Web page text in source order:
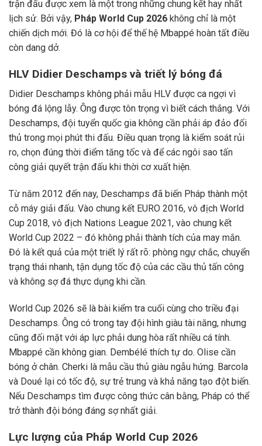
trận đấu được xem là một trong những chung kết hay nhất
lịch sử. Bởi vậy, Pháp World Cup 2026 không chỉ là một
chiến dịch mới. Đó là cơ hội để thế hệ Mbappé hoàn tất điều
còn dang dở.
HLV Didier Deschamps và triết lý bóng đá
Didier Deschamps không phải mẫu HLV được ca ngợi vì
bóng đá lộng lẫy. Ông được tôn trọng vì biết cách thắng. Với
Deschamps, đội tuyển quốc gia không cần phải áp đảo đối
thủ trong mọi phút thi đấu. Điều quan trọng là kiểm soát rủi
ro, chọn đúng thời điểm tăng tốc và để các ngôi sao tấn
công giải quyết trận đấu khi thời cơ xuất hiện.
Từ năm 2012 đến nay, Deschamps đã biến Pháp thành một
cỗ máy giải đấu. Vào chung kết EURO 2016, vô địch World
Cup 2018, vô địch Nations League 2021, vào chung kết
World Cup 2022 – đó không phải thành tích của may mắn.
Đó là kết quả của một triết lý rất rõ: phòng ngự chắc, chuyển
trạng thái nhanh, tận dụng tốc độ của các cầu thủ tấn công
và không sợ đá thực dụng khi cần.
World Cup 2026 sẽ là bài kiểm tra cuối cùng cho triều đại
Deschamps. Ông có trong tay đội hình giàu tài năng, nhưng
cũng đối mặt với áp lực phải dung hòa rất nhiều cá tính.
Mbappé cần không gian. Dembélé thích tự do. Olise cần
bóng ở chân. Cherki là mẫu cầu thủ giàu ngẫu hứng. Barcola
và Doué lại có tốc độ, sự trẻ trung và khả năng tạo đột biến.
Nếu Deschamps tìm được công thức cân bằng, Pháp có thể
trở thành đội bóng đáng sợ nhất giải.
Lực lượng của Pháp World Cup 2026